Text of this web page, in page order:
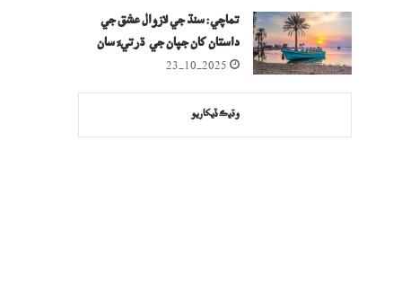
تماچي: سنڌ جي لازوال عشق جي
داستان کان جپان جي ڌرتيءَ سان
عشق تائين
23-10-2025
وڌيڪ ڏيکاريو